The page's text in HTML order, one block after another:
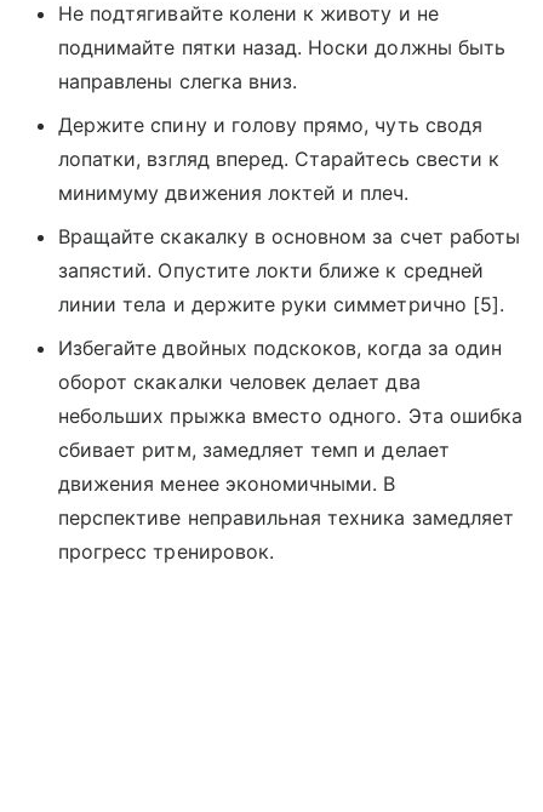
Не подтягивайте колени к животу и не
поднимайте пятки назад. Носки должны быть
направлены слегка вниз.
Держите спину и голову прямо, чуть сводя
лопатки, взгляд вперед. Старайтесь свести к
минимуму движения локтей и плеч.
Вращайте скакалку в основном за счет работы
запястий. Опустите локти ближе к средней
линии тела и держите руки симметрично [5].
Избегайте двойных подскоков, когда за один
оборот скакалки человек делает два
небольших прыжка вместо одного. Эта ошибка
сбивает ритм, замедляет темп и делает
движения менее экономичными. В
перспективе неправильная техника замедляет
прогресс тренировок.